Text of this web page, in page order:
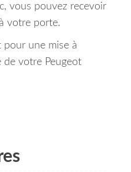
vous pouvez recevoir
votre porte.
pour une mise à
de votre Peugeot